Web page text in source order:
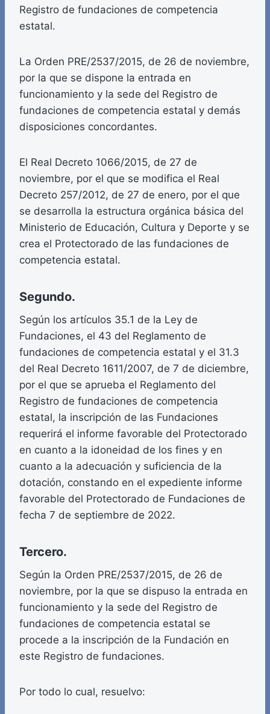
Registro de fundaciones de competencia
estatal.
La Orden PRE/2537/2015, de 26 de noviembre,
por la que se dispone la entrada en
funcionamiento y la sede del Registro de
fundaciones de competencia estatal y demás
disposiciones concordantes.
El Real Decreto 1066/2015, de 27 de
noviembre, por el que se modifica el Real
Decreto 257/2012, de 27 de enero, por el que
se desarrolla la estructura orgánica básica del
Ministerio de Educación, Cultura y Deporte y se
crea el Protectorado de las fundaciones de
competencia estatal.
Segundo.
Según los artículos 35.1 de la Ley de
Fundaciones, el 43 del Reglamento de
fundaciones de competencia estatal y el 31.3
del Real Decreto 1611/2007, de 7 de diciembre,
por el que se aprueba el Reglamento del
Registro de fundaciones de competencia
estatal, la inscripción de las Fundaciones
requerirá el informe favorable del Protectorado
en cuanto a la idoneidad de los fines y en
cuanto a la adecuación y suficiencia de la
dotación, constando en el expediente informe
favorable del Protectorado de Fundaciones de
fecha 7 de septiembre de 2022.
Tercero.
Según la Orden PRE/2537/2015, de 26 de
noviembre, por la que se dispuso la entrada en
funcionamiento y la sede del Registro de
fundaciones de competencia estatal se
procede a la inscripción de la Fundación en
este Registro de fundaciones.
Por todo lo cual, resuelvo: